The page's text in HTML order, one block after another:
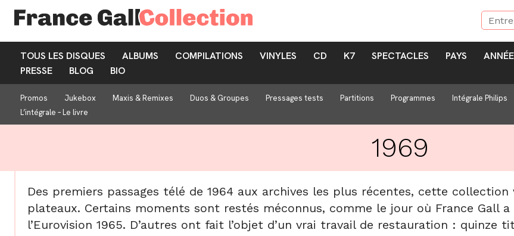
TOUS LES DISQUES ALBUMS COMPILATIONS VINYLES CD K7 SPECTACLES PAYS
PRESSE
BLOG BIO
Promos Jukebox Maxis & Remixes Duos & Groupes Pressages tests Partitions Programmes Intégrale Philips
L’intégrale – Le livre
1969
Des premiers passages télé de 1964 aux archives les plus récentes, cette
plateaux. Certains moments sont restés méconnus, comme le jour où France Gall
l’Eurovision 1965. D’autres ont fait l’objet d’un vrai travail de restauration : quinze